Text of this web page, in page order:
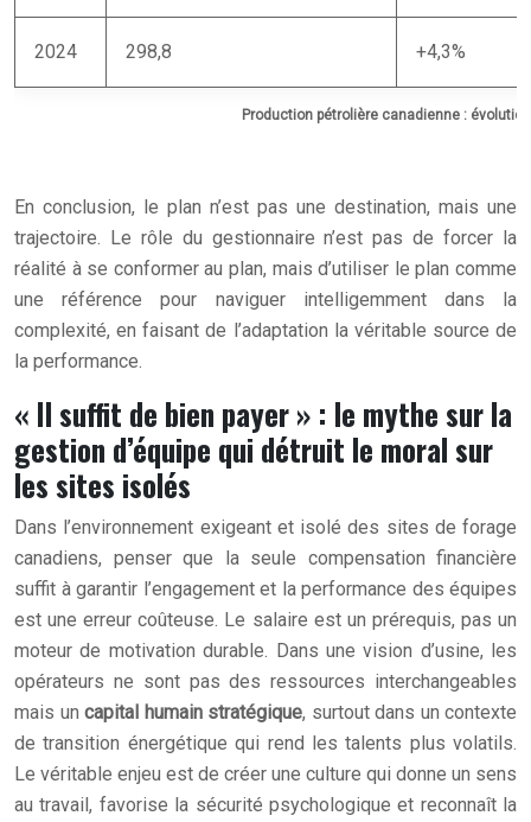
Production pétrolière canadienne :
2024 298,8 +4,3%
En conclusion, le plan n’est pas une destination, mais une
trajectoire. Le rôle du gestionnaire n’est pas de forcer la
réalité à se conformer au plan, mais d’utiliser le plan comme
une référence pour naviguer intelligemment dans la
complexité, en faisant de l’adaptation la véritable source de
la performance.
« Il suffit de bien payer » : le mythe sur la
gestion d’équipe qui détruit le moral sur
les sites isolés
Dans l’environnement exigeant et isolé des sites de forage
canadiens, penser que la seule compensation financière
suffit à garantir l’engagement et la performance des équipes
est une erreur coûteuse. Le salaire est un prérequis, pas un
moteur de motivation durable. Dans une vision d’usine, les
opérateurs ne sont pas des ressources interchangeables
mais un capital humain stratégique, surtout dans un contexte
de transition énergétique qui rend les talents plus volatils.
Le véritable enjeu est de créer une culture qui donne un sens
au travail, favorise la sécurité psychologique et reconnaît la